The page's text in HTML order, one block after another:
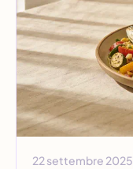
22 settembre 2025